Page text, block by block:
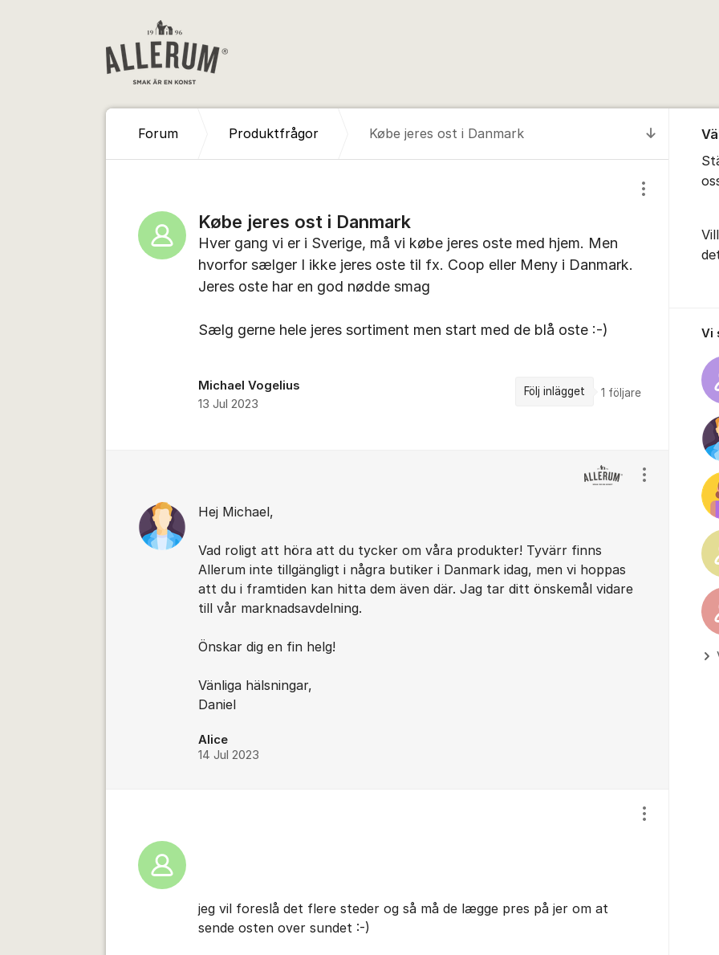
Till
Forum Produktfrågor Købe jeres ost i Danmark
Købe jeres ost i Danmark
Visa/dölj
Hver gang vi er i Sverige, må vi købe jeres oste med hjem. Men
hvorfor sælger I ikke jeres oste til fx. Coop eller Meny i Danmark.
Jeres oste har en god nødde smag
Sælg gerne hele jeres sortiment men start med de blå oste :-)
Michael Vogelius
13 Jul 2023
Följ inlägget 1 följare
Hej Michael,
Vad roligt att höra att du tycker om våra produkter! Tyvärr finns
Allerum inte tillgängligt i några butiker i Danmark idag, men vi hoppas
att du i framtiden kan hitta dem även där. Jag tar ditt önskemål vidare
till vår marknadsavdelning.
Önskar dig en fin helg!
Vänliga hälsningar,
Daniel
Alice
14 Jul 2023
Visa/dölj
jeg vil foreslå det flere steder og så må de lægge pres på jer om at
sende osten over sundet :-)
Visa/dölj
Vi